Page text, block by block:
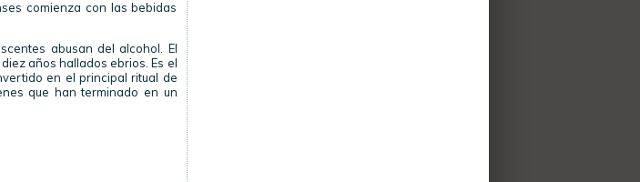
comienza con las bebidas
abusan del alcohol. El
años hallados ebrios. Es el
en el principal ritual de
que han terminado en un